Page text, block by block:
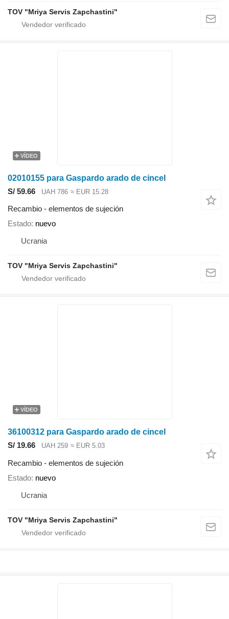
TOV "Mriya Servis Zapchastini"
VÍDEO
02010155 para Gaspardo arado de cincel
S/ 59.66
UAH 786 ≈ EUR 15.28
Recambio - elementos de sujeción
Estado nuevo
Ucrania
TOV "Mriya Servis Zapchastini"
VÍDEO
36100312 para Gaspardo arado de cincel
S/ 19.66
UAH 259 ≈ EUR 5.03
Recambio - elementos de sujeción
Estado nuevo
Ucrania
TOV "Mriya Servis Zapchastini"